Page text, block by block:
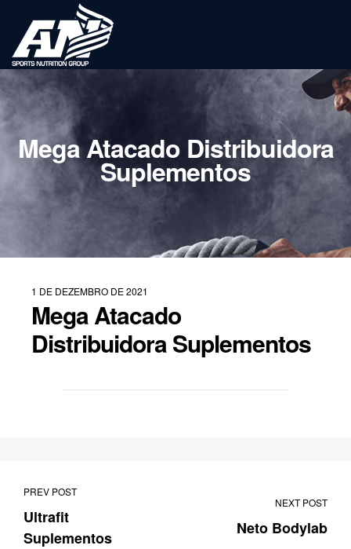
Mega Atacado Distribuidora
Suplementos
1 DE DEZEMBRO DE 2021
Mega Atacado
Distribuidora Suplementos
PREV POST
Ultrafit
Suplementos
NEXT POST
Neto Bodylab